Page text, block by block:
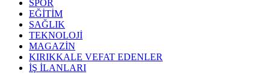
SPOR
EĞİTİM
SAĞLIK
TEKNOLOJİ
MAGAZİN
KIRIKKALE VEFAT EDENLER
İŞ İLANLARI